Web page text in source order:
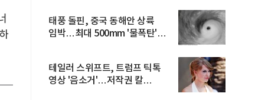
태풍 돌핀, 중국 동해안 상륙
임박…최대 500mm '물폭탄'
테일러 스위프트, 트럼프 틱톡
영상 '음소거'…저작권 칼